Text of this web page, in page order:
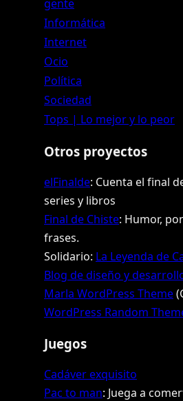
gente
Informática
Internet
Ocio
Política
Sociedad
Tops | Lo mejor y lo peor
Otros proyectos
elFinalde: Cuenta el final
series y libros
Final de Chiste: Humor,
frases.
Solidario: La Leyenda de
Blog de diseño y
Marla WordPress Theme
WordPress Random
Juegos
Cadáver exquisito
Pac to man: Juega a